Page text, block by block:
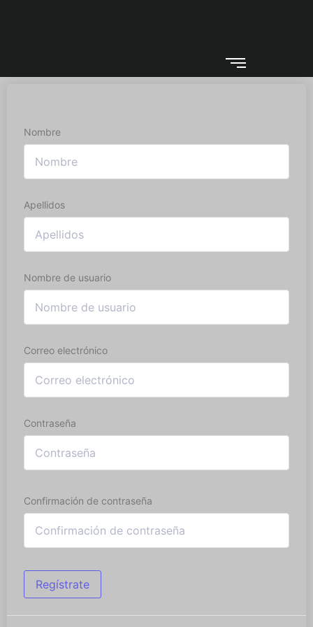
Nombre
Apellidos
Nombre de usuario
Correo electrónico
Contraseña
Confirmación de contraseña
Regístrate